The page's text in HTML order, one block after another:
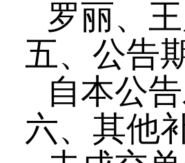
罗丽、
五、公告
自本公
六、其他